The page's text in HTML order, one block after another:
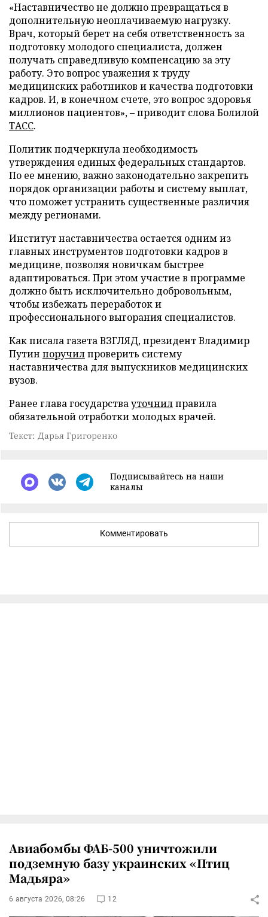
«Наставничество не должно превращаться в
дополнительную неоплачиваемую нагрузку.
Врач, который берет на себя ответственность за
подготовку молодого специалиста, должен
получать справедливую компенсацию за эту
работу. Это вопрос уважения к труду
медицинских работников и качества подготовки
кадров. И, в конечном счете, это вопрос здоровья
миллионов пациентов», – приводит слова Болилой
ТАСС.
Политик подчеркнула необходимость
утверждения единых федеральных стандартов.
По ее мнению, важно законодательно закрепить
порядок организации работы и систему выплат,
что поможет устранить существенные различия
между регионами.
Институт наставничества остается одним из
главных инструментов подготовки кадров в
медицине, позволяя новичкам быстрее
адаптироваться. При этом участие в программе
должно быть исключительно добровольным,
чтобы избежать переработок и
профессионального выгорания специалистов.
Как писала газета ВЗГЛЯД, президент Владимир
Путин поручилпроверить систему
наставничества для выпускников медицинских
вузов.
Ранее глава государствауточнилправила
обязательной отработки молодых врачей.
Текст: Дарья Григоренко
Подписывайтесь на наши
каналы
Комментировать
Авиабомбы ФАБ-500 уничтожили
подземную базу украинских «Птиц
Мадьяра»
6 августа 2026, 08:26 12